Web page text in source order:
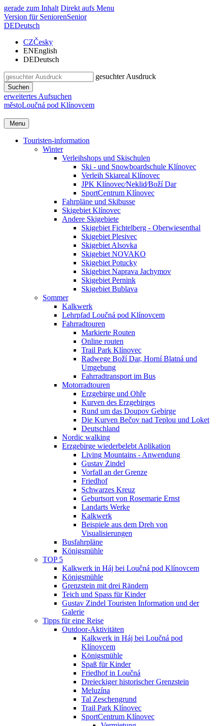
gerade zum Inhalt Direkt aufs Menu
Version für SeniorenSenior
DEDeutsch
CZČesky
ENEnglish
DEDeutsch
gesuchter Ausdruck
Suchen
erweitertes Aufsuchen
městoLoučná pod Klínovcem
Menu
Touristen-information
Winter
Verleihshops und Skischulen
Ski - und Snowboardschule Klínovec
Verleih Skiareal Klínovec
JPK Klínovec⁄Neklid⁄Boží Dar
SportCentrum Klínovec
Fahrpläne und Skibusse
Skigebiet Klínovec
Andere Skigebiete
Skigebiet Fichtelberg - Oberwiesenthal
Skigebiet Plesivec
Skigebiet Alsovka
Skigebiet NOVAKO
Skigebiet Potucky
Skigebiet Naprava Jachymov
Skigebiet Pernink
Skigebiet Bublava
Sommer
Kalkwerk
Lehrpfad Loučná pod Klínovcem
Fahrradtouren
Markierte Routen
Online routen
Trail Park Klínovec
Radwege Boží Dar, Horní Blatná und
Umgebung
Fahrradtransport im Bus
Motorradtouren
Erzgebirge und Ohře
Kurven des Erzgebirges
Rund um das Doupov Gebirge
Die Kurven Bečov nad Teplou und Loket
Deutschland
Nordic walking
Erzgebirge wiederbelebt Aplikation
Living Mountains - Anwendung
Gustav Zindel
Vorfall an der Grenze
Friedhof
Schwarzes Kreuz
Geburtsort von Rosemarie Ernst
Landarts Werke
Kalkwerk
Beispiele aus dem Dreh von
Visualisierungen
Busfahrpläne
Königsmühle
TOP 5
Kalkwerk in Háj bei Loučná pod Klínovcem
Königsmühle
Grenzstein mit drei Rändern
Teich und Spass für Kinder
Gustav Zindel Touristen Information und der
Galerie
Tipps für eine Reise
Outdoor-Aktivitäten
Kalkwerk in Háj bei Loučná pod
Klínovcem
Königsmühle
Spaß für Kinder
Friedhof in Loučná
Dreieckiger historischer Grenzstein
Meluzína
Tal Zeschengrund
Trail Park Klínovec
SportCentrum Klínovec